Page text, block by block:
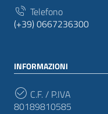
Telefono
(+39) 0667236300
INFORMAZIONI
C.F. / P.IVA
80189810585